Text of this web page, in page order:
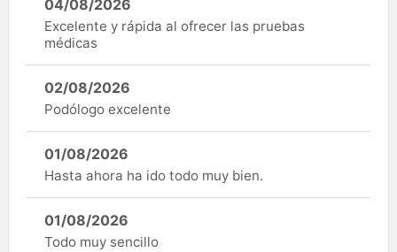
04/08/2026
Excelente y rápida al ofrecer las pruebas
médicas
02/08/2026
Podólogo excelente
01/08/2026
Hasta ahora ha ido todo muy bien.
01/08/2026
Todo muy sencillo